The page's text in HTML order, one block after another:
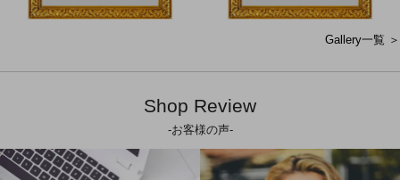
Gallery一覧 ＞
Shop Review
-お客様の声-